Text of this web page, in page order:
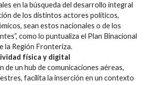
en la búsqueda del desarrollo integral
de los distintos actores políticos,
sean estos nacionales o de los
como lo puntualiza el Plan Binacional
la Región Fronteriza.
física y digital
de un hub de comunicaciones aéreas,
facilita la inserción en un contexto